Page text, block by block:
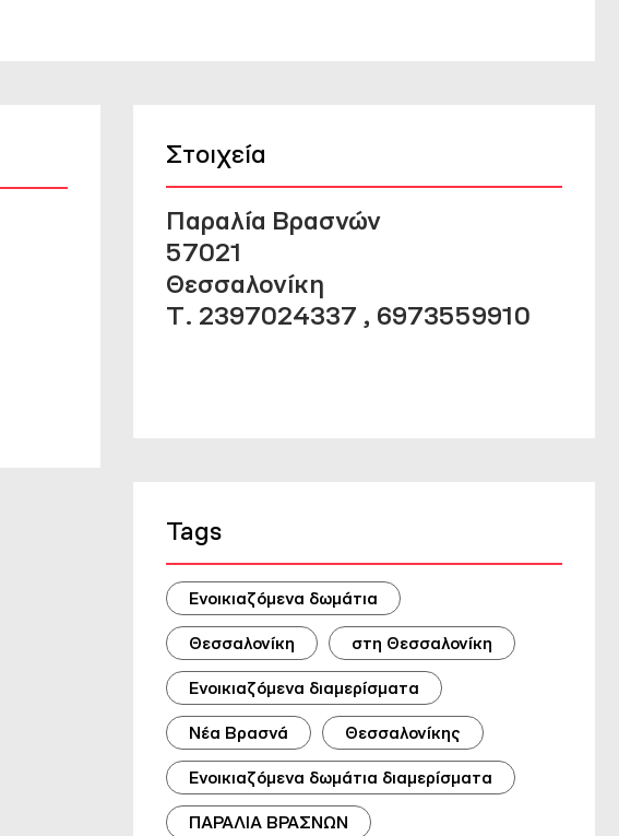
Στοιχεία
Παραλία Βρασνών
57021
Θεσσαλονίκη
Τ. 2397024337 , 6973559910
Tags
Ενοικιαζόμενα δωμάτια
Θεσσαλονίκη στη Θεσσαλονίκη
Ενοικιαζόμενα διαμερίσματα
Νέα Βρασνά Θεσσαλονίκης
Ενοικιαζόμενα δωμάτια διαμερίσματα
ΠΑΡΑΛΙΑ ΒΡΑΣΝΩΝ